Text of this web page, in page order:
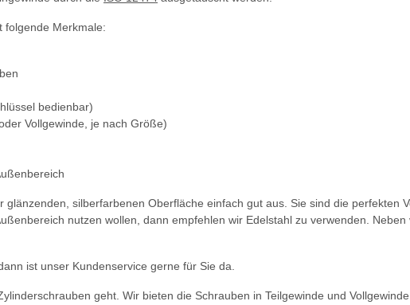
folgende Merkmale:
bedienbar)
Vollgewinde, je nach Größe)
silberfarbenen Oberfläche einfach gut aus. Sie sind die perfekten
nutzen wollen, dann empfehlen wir Edelstahl zu verwenden.
ist unser Kundenservice gerne für Sie da.
geht. Wir bieten die Schrauben in Teilgewinde und